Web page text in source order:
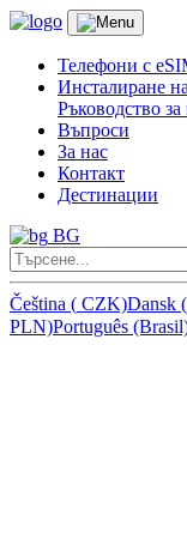
Телефони с
Инсталиране
Ръководство
Въпроси
За нас
Контакт
Дестинации
BG
Čeština ( CZK)Dansk (
PLN)Português